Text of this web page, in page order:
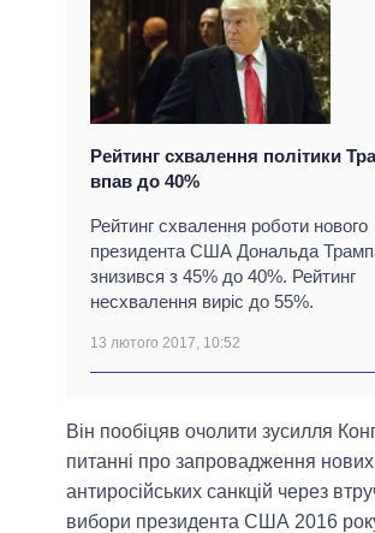
Рейтинг схвалення політики
впав до 40%
Рейтинг схвалення роботи нового
президента США Дональда
знизився з 45% до 40%. Рейтинг
несхвалення виріс до 55%.
13 лютого 2017, 10:52
Він пообіцяв очолити зусилля
питанні про запровадження нових
антиросійських санкцій через
вибори президента США 2016